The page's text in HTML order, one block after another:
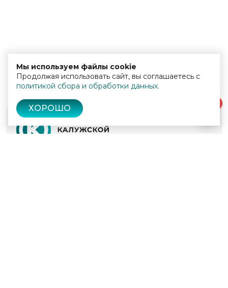
Мы используем файлы cookie
Продолжая использовать сайт, вы соглашаетесь с
политикой сбора и обработки данных.
ХОРОШО